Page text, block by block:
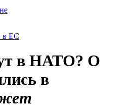
в ЕС
в НАТО? О
в